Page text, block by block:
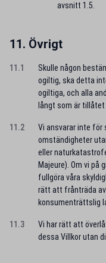
avsnitt 1.5.
11. Övrigt
11.1
Skulle någon
ogiltig, ska detta
ogiltiga, och alla
långt som är tillåtet
11.2
Vi ansvarar inte för
omständigheter
eller
Majeure). Om vi på
fullgöra våra
rätt att frånträda
konsumenträttslig
11.3
Vi har rätt att
dessa Villkor utan